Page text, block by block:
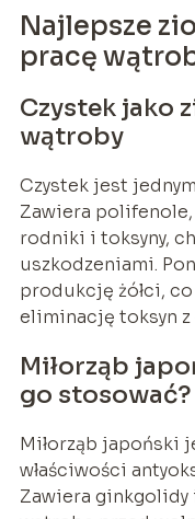
Najlepsze
pracę
Czystek jako
wątroby
Czystek jest
Zawiera
rodniki i toksyny,
uszkodzeniami.
produkcję żółci,
eliminację toksyn z
Miłorząb
go stosować?
Miłorząb japoński
właściwości
Zawiera